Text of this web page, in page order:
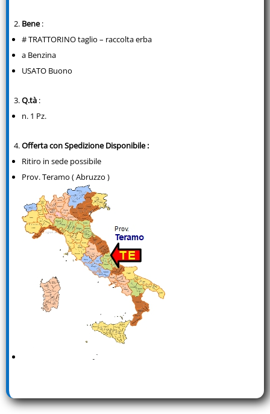
Bene:
# TRATTORINO taglio – raccolta erba
a Benzina
USATO Buono
Q.tà :
n. 1 Pz.
Offerta con Spedizione Disponibile :
Ritiro in sede possibile
Prov. Teramo ( Abruzzo )